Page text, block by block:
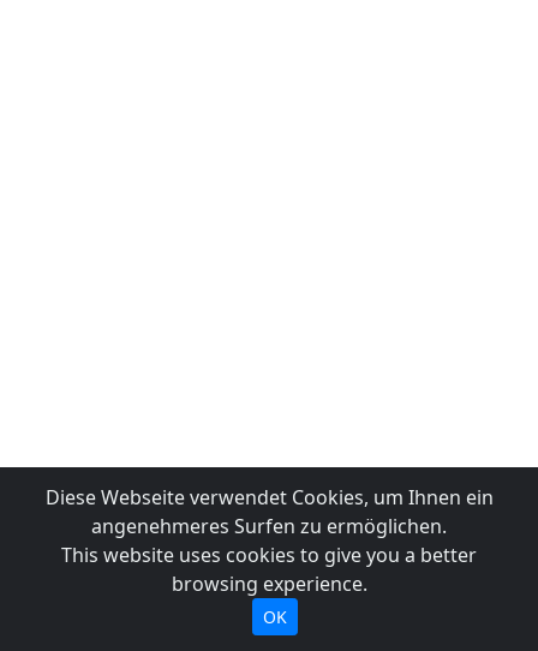
Diese Webseite verwendet Cookies, um Ihnen ein
angenehmeres Surfen zu ermöglichen.
This website uses cookies to give you a better
browsing experience.
OK